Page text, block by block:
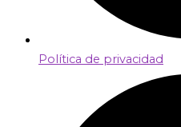
Política de privacidad